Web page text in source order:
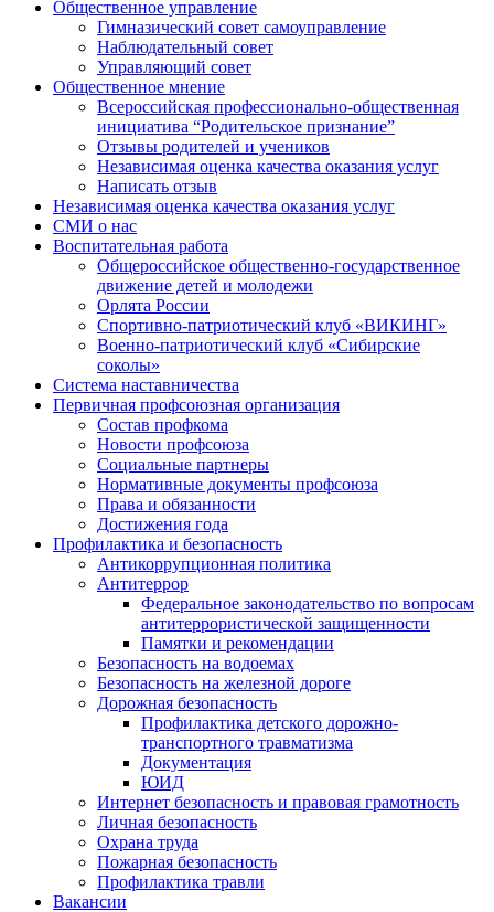
Общественное управление
Гимназический совет самоуправление
Наблюдательный совет
Управляющий совет
Общественное мнение
Всероссийская профессионально-общественная
инициатива “Родительское признание”
Отзывы родителей и учеников
Независимая оценка качества оказания услуг
Написать отзыв
Независимая оценка качества оказания услуг
СМИ о нас
Воспитательная работа
Общероссийское общественно-государственное
движение детей и молодежи
Орлята России
Спортивно-патриотический клуб «ВИКИНГ»
Военно-патриотический клуб «Сибирские
соколы»
Система наставничества
Первичная профсоюзная организация
Состав профкома
Новости профсоюза
Социальные партнеры
Нормативные документы профсоюза
Права и обязанности
Достижения года
Профилактика и безопасность
Антикоррупционная политика
Антитеррор
Федеральное законодательство по вопросам
антитеррористической защищенности
Памятки и рекомендации
Безопасность на водоемах
Безопасность на железной дороге
Дорожная безопасность
Профилактика детского дорожно-
транспортного травматизма
Документация
ЮИД
Интернет безопасность и правовая грамотность
Личная безопасность
Охрана труда
Пожарная безопасность
Профилактика травли
Вакансии